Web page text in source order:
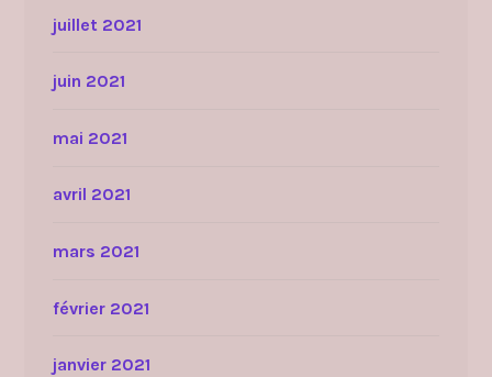
juillet 2021
juin 2021
mai 2021
avril 2021
mars 2021
février 2021
janvier 2021